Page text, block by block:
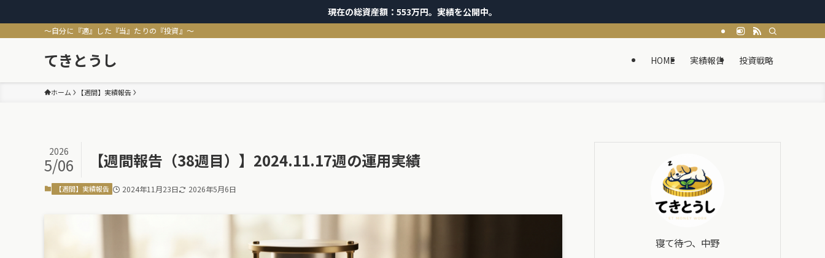
現在の総資産額：553万円。実績を公開中。
～自分に『適』した『当』たりの『投資』～
てきとうし HOME 実績報告 投資戦略
ホーム 【週間】実績報告
【週間報告（38週目）】2024.11.17週の運用実績
2026
5/06
【週間】実績報告 2024年11月23日 2026年5月6日
寝て待つ、中野